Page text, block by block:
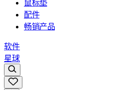
鼠标垫
配件
畅销产品
软件
星球